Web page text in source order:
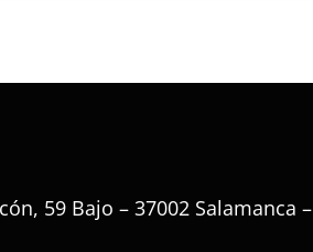
59 Bajo – 37002 Salamanca –